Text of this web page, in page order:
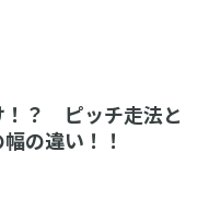
？ ピッチ走法と
の違い！！